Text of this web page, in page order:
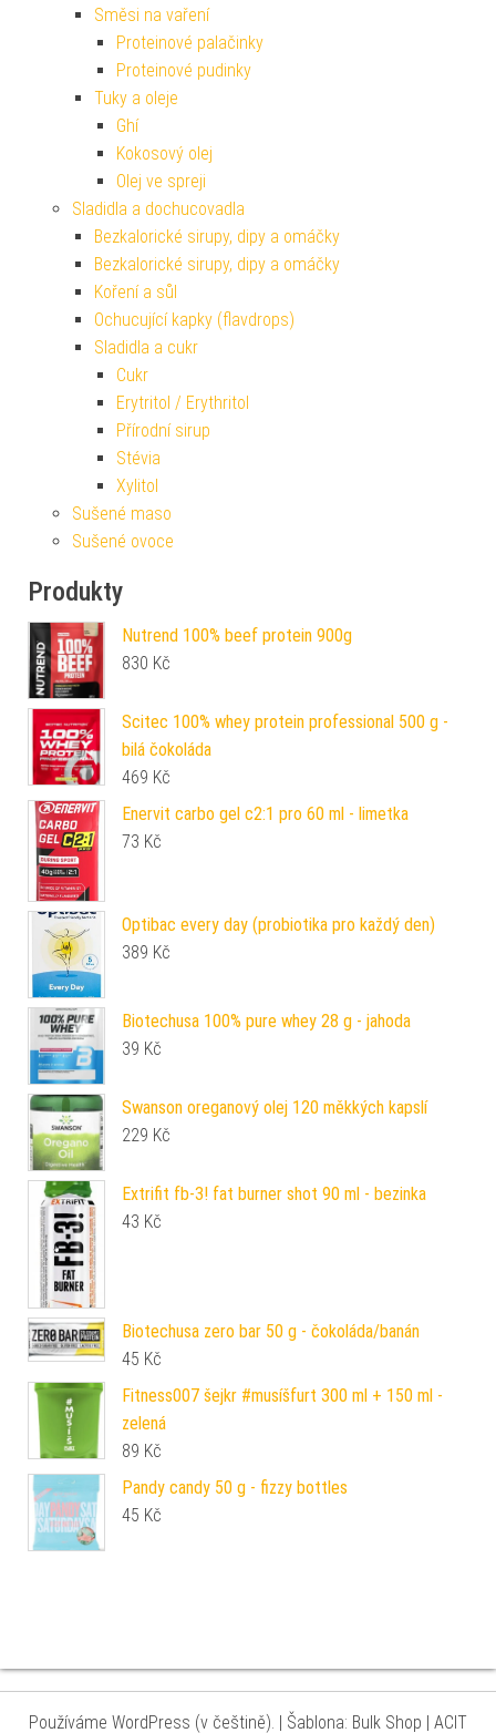
Směsi na vaření
Proteinové palačinky
Proteinové pudinky
Tuky a oleje
Ghí
Kokosový olej
Olej ve spreji
Sladidla a dochucovadla
Bezkalorické sirupy, dipy a omáčky
Bezkalorické sirupy, dipy a omáčky
Koření a sůl
Ochucující kapky (flavdrops)
Sladidla a cukr
Cukr
Erytritol / Erythritol
Přírodní sirup
Stévia
Xylitol
Sušené maso
Sušené ovoce
Produkty
Nutrend 100% beef protein 900g
830 Kč
Scitec 100% whey protein professional 500 g -
bilá čokoláda
469 Kč
Enervit carbo gel c2:1 pro 60 ml - limetka
73 Kč
Optibac every day (probiotika pro každý den)
389 Kč
Biotechusa 100% pure whey 28 g - jahoda
39 Kč
Swanson oreganový olej 120 měkkých kapslí
229 Kč
Extrifit fb-3! fat burner shot 90 ml - bezinka
43 Kč
Biotechusa zero bar 50 g - čokoláda/banán
45 Kč
Fitness007 šejkr #musíšfurt 300 ml + 150 ml -
zelená
89 Kč
Pandy candy 50 g - fizzy bottles
45 Kč
Používáme WordPress (v češtině). Šablona: Bulk Shop | ACIT